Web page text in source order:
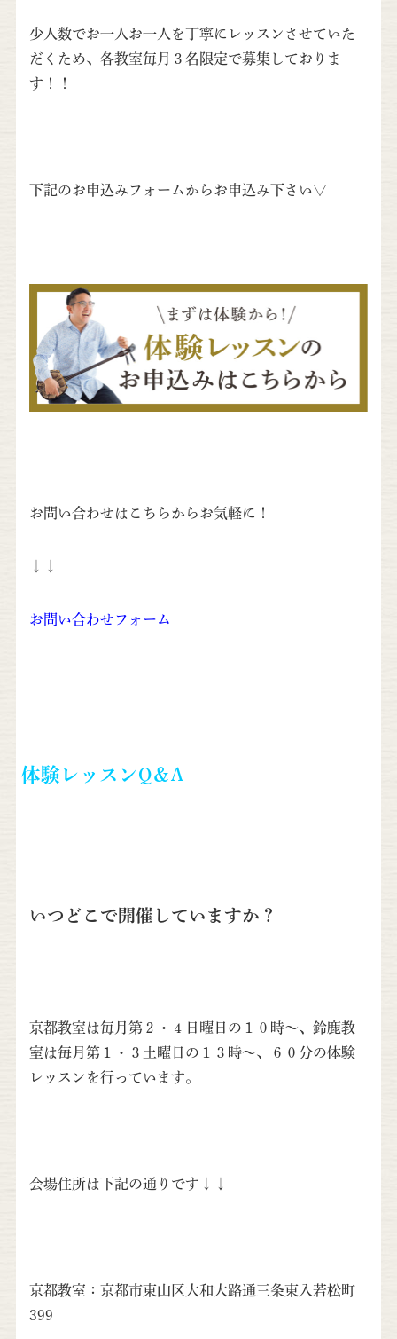
少人数でお一人お一人を丁寧にレッスンさせていた
だくため、各教室毎月３名限定で募集しておりま
す！！
下記のお申込みフォームからお申込み下さい▽
お問い合わせはこちらからお気軽に！
お問い合わせフォーム
体験レッスンQ＆A
いつどこで開催していますか？
京都教室は毎月第２・４日曜日の１０時〜、鈴鹿教
室は毎月第１・３土曜日の１３時〜、６０分の体験
レッスンを行っています。
会場住所は下記の通りです↓↓
京都教室：京都市東山区大和大路通三条東入若松町
399